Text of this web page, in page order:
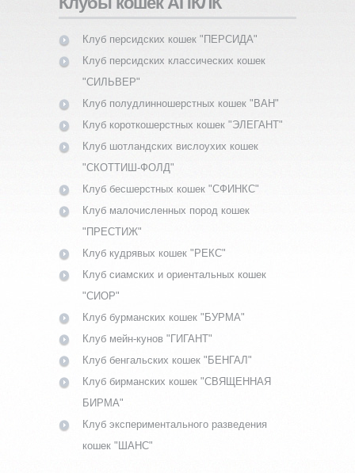
Клуб персидских кошек "ПЕРСИДА"
Клуб персидских классических кошек
"СИЛЬВЕР"
Клуб полудлинношерстных кошек "ВАН"
Клуб короткошерстных кошек "ЭЛЕГАНТ"
Клуб шотландских вислоухих кошек
"СКОТТИШ-ФОЛД"
Клуб бесшерстных кошек "СФИНКС"
Клуб малочисленных пород кошек
"ПРЕСТИЖ"
Клуб кудрявых кошек "РЕКС"
Клуб сиамских и ориентальных кошек
"СИОР"
Клуб бурманских кошек "БУРМА"
Клуб мейн-кунов "ГИГАНТ"
Клуб бенгальских кошек "БЕНГАЛ"
Клуб бирманских кошек "СВЯЩЕННАЯ
БИРМА"
Клуб экспериментального разведения
кошек "ШАНС"